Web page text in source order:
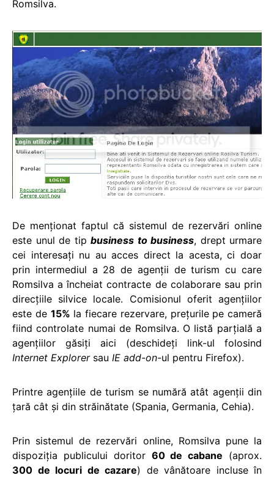
Romsilva.
De menţionat faptul că sistemul de rezervări online
este unul de tip business to business, drept urmare
cei interesaţi nu au acces direct la acesta, ci doar
prin intermediul a 28 de agenţii de turism cu care
Romsilva a încheiat contracte de colaborare sau prin
direcţiile silvice locale. Comisionul oferit agenţiilor
este de 15% la fiecare rezervare, preţurile pe cameră
fiind controlate numai de Romsilva. O listă parţială a
agenţiilor găsiţi aici (deschideţi link-ul folosind
Internet Explorersau IE add-on-ul pentru Firefox).
Printre agenţiile de turism se numără atât agenţii din
ţară cât şi din străinătate (Spania, Germania, Cehia).
Prin sistemul de rezervări online, Romsilva pune la
dispoziţia publicului doritor 60 de cabane (aprox.
300 de locuri de cazare) de vânătoare incluse în